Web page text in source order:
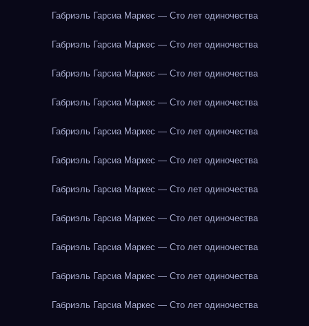
Габриэль Гарсиа Маркес — Сто лет одиночества
Габриэль Гарсиа Маркес — Сто лет одиночества
Габриэль Гарсиа Маркес — Сто лет одиночества
Габриэль Гарсиа Маркес — Сто лет одиночества
Габриэль Гарсиа Маркес — Сто лет одиночества
Габриэль Гарсиа Маркес — Сто лет одиночества
Габриэль Гарсиа Маркес — Сто лет одиночества
Габриэль Гарсиа Маркес — Сто лет одиночества
Габриэль Гарсиа Маркес — Сто лет одиночества
Габриэль Гарсиа Маркес — Сто лет одиночества
Габриэль Гарсиа Маркес — Сто лет одиночества